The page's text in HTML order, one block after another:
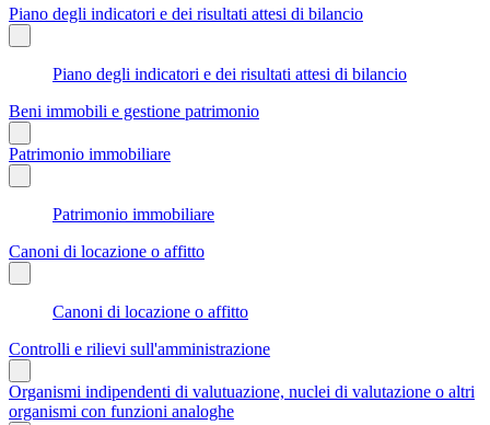
Piano degli indicatori e dei risultati attesi di bilancio
Piano degli indicatori e dei risultati attesi di bilancio
Beni immobili e gestione patrimonio
Patrimonio immobiliare
Patrimonio immobiliare
Canoni di locazione o affitto
Canoni di locazione o affitto
Controlli e rilievi sull'amministrazione
Organismi indipendenti di valutuazione, nuclei di valutazione o altri
organismi con funzioni analoghe